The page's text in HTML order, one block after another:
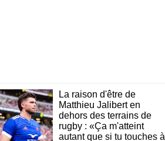
La raison d'être de
Matthieu Jalibert en
dehors des terrains de
rugby : «Ça m'atteint
autant que si tu touches à